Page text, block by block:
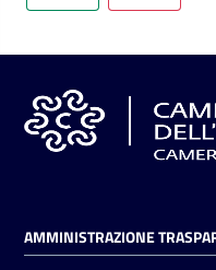
AMMINISTRAZIONE